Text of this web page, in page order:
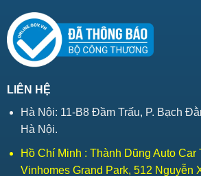
LIÊN HỆ
Hà Nội: 11-B8 Đầm Trấu, P. Bạch
Hà Nội.
Hồ Chí Minh : Thành Dũng Auto Car
Vinhomes Grand Park, 512 Nguyễn